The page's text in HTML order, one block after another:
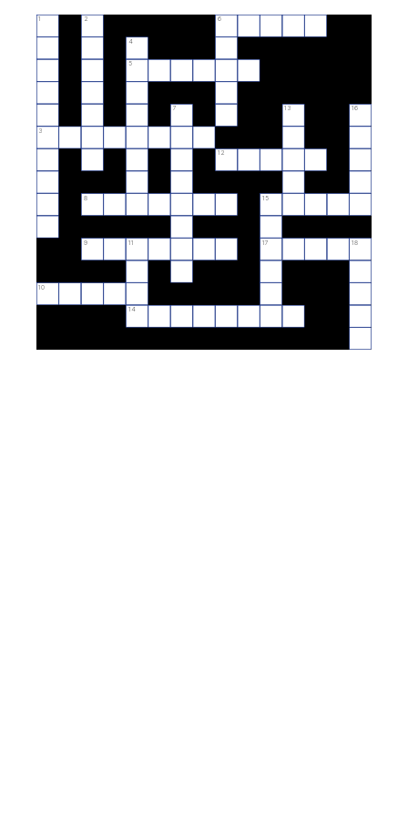
1 2 6
4
5
7 13 16
3
12
8 15
9 11 17 18
10
14